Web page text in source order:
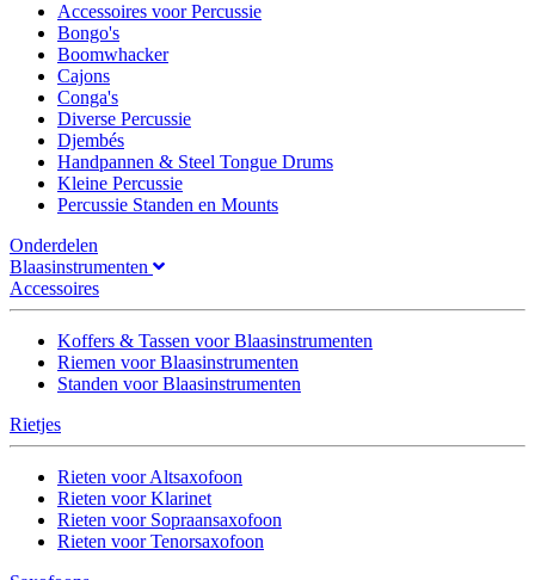
Accessoires voor Percussie
Bongo's
Boomwhacker
Cajons
Conga's
Diverse Percussie
Djembés
Handpannen & Steel Tongue Drums
Kleine Percussie
Percussie Standen en Mounts
Onderdelen
Blaasinstrumenten
Accessoires
Koffers & Tassen voor Blaasinstrumenten
Riemen voor Blaasinstrumenten
Standen voor Blaasinstrumenten
Rietjes
Rieten voor Altsaxofoon
Rieten voor Klarinet
Rieten voor Sopraansaxofoon
Rieten voor Tenorsaxofoon